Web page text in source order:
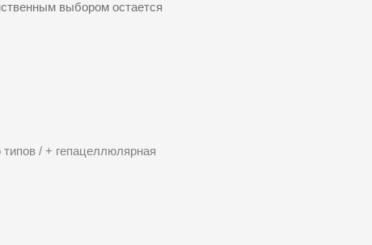
выбором остается
типов / + гепацеллюлярная